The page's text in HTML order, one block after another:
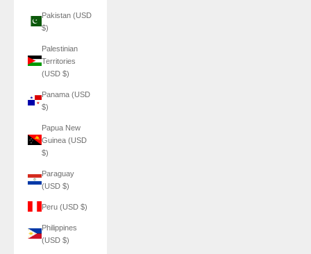
Pakistan (USD
$)
Palestinian
Territories
(USD $)
Panama (USD
$)
Papua New
Guinea (USD
$)
Paraguay
(USD $)
Peru (USD $)
Philippines
(USD $)